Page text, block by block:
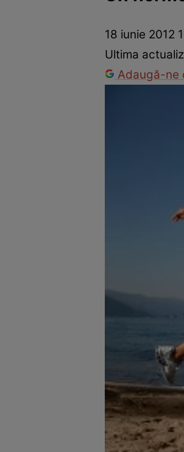
Prevenție și tratamentRemedii
18 iunie 2012
Ultima
Adaugă-ne